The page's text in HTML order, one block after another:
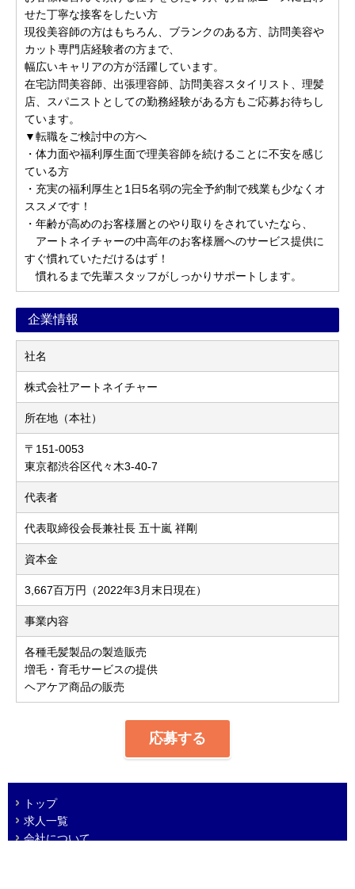
せた丁寧な接客をしたい方
現役美容師の方はもちろん、ブランクのある方、訪問美容や
カット専門店経験者の方まで、
幅広いキャリアの方が活躍しています。
在宅訪問美容師、出張理容師、訪問美容スタイリスト、理髪
店、スパニストとしての勤務経験がある方もご応募お待ちし
ています。
▼転職をご検討中の方へ
・体力面や福利厚生面で理美容師を続けることに不安を感じ
ている方
・充実の福利厚生と1日5名弱の完全予約制で残業も少なくオ
ススメです！
・年齢が高めのお客様層とのやり取りをされていたなら、
アートネイチャーの中高年のお客様層へのサービス提供に
すぐ慣れていただけるはず！
慣れるまで先輩スタッフがしっかりサポートします。
企業情報
社名
株式会社アートネイチャー
所在地（本社）
〒151-0053
東京都渋谷区代々木3-40-7
代表者
代表取締役会長兼社長 五十嵐 祥剛
資本金
3,667百万円（2022年3月末日現在）
事業内容
各種毛髪製品の製造販売
増毛・育毛サービスの提供
ヘアケア商品の販売
応募する
トップ
求人一覧
会社について